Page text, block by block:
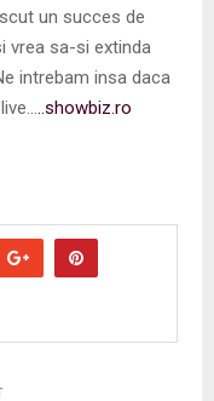
un succes de
vrea sa-si extinda
intrebam insa daca
..showbiz.ro